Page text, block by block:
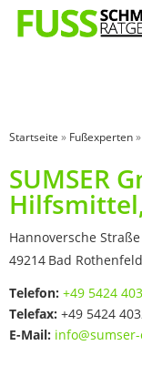
Startseite » Fußexperten»
SUMSER
Hannoversche
49214 Bad
Telefon: +49 5424
Telefax: +49 5424
E-Mail: